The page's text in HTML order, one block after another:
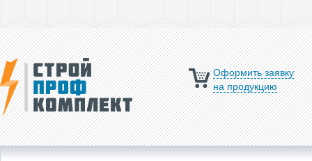
Оформить заявку
на продукцию